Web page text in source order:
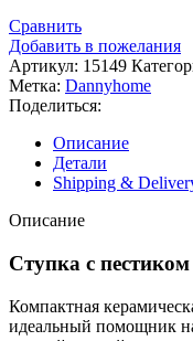
Сравнить
Добавить в пожелания
Артикул: 15149
Метка: Dannyhome
Поделиться:
Описание
Детали
Shipping &
Описание
Ступка с
Компактная
идеальный помощник